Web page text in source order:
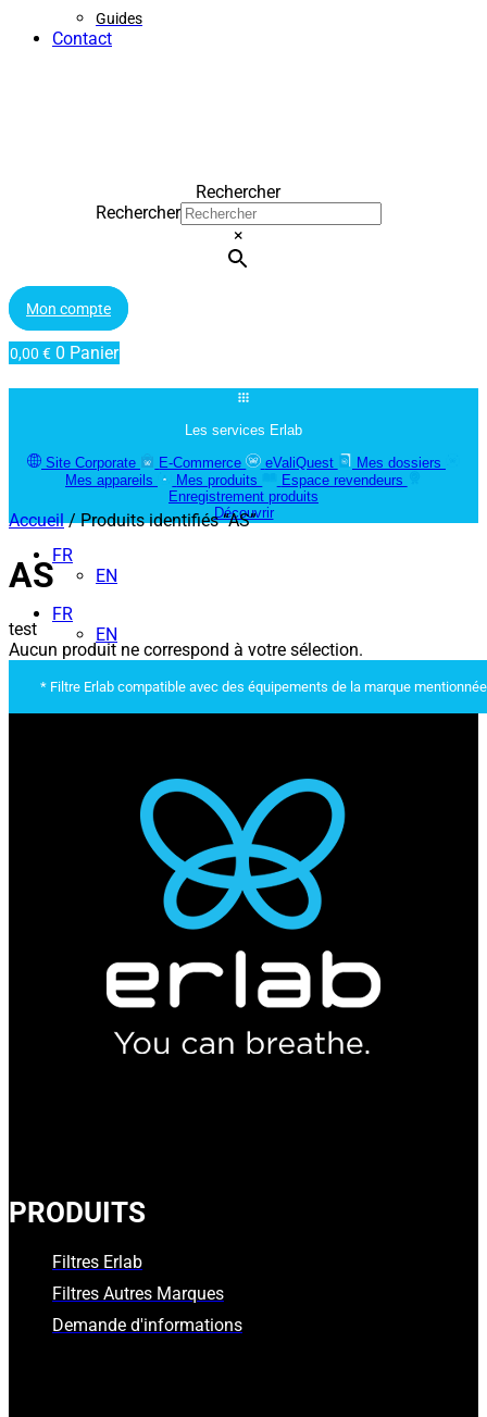
Guides
Contact
Rechercher
Rechercher
×
Mon compte
0,00 € 0 Panier
Les services Erlab
Site Corporate
E-Commerce eValiQuest
Mes dossiers
Mes appareils
Mes produits
Espace revendeurs
Enregistrement produits
Découvrir
FR
EN
FR
EN
Accueil/ Produits identifiés “AS”
AS
test
Aucun produit ne correspond à votre sélection.
* Filtre Erlab compatible avec des équipements de la marque
PRODUITS
Filtres Erlab
Filtres Autres Marques
Demande d'informations